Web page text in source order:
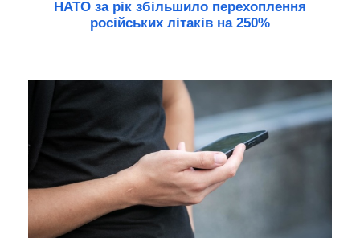
НАТО за рік збільшило перехоплення
російських літаків на 250%